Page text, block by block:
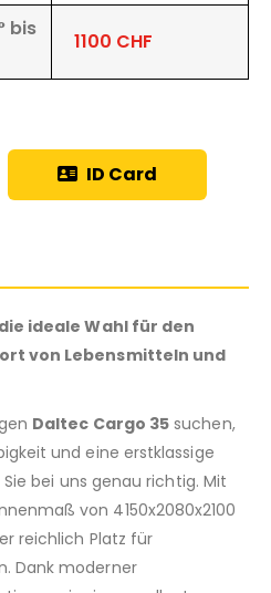
bis
1100 CHF
ID Card
ideale Wahl für den
von Lebensmitteln und
Daltec Cargo 35 suchen,
und eine erstklassige
bei uns genau richtig. Mit
von 4150x2080x2100
reichlich Platz für
Dank moderner